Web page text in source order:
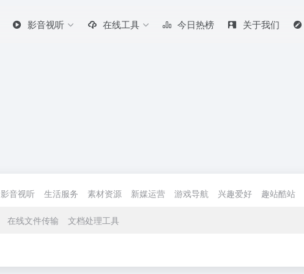
影音视听 在线工具 今日热榜 关于我们
影音视听 生活服务 素材资源 新媒运营 游戏导航 兴趣爱好 趣站酷站
在线文件传输 文档处理工具